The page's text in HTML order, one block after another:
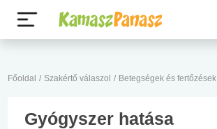
Főoldal / Szakértő válaszol / Betegségek és fertőzések
Gyógyszer hatása